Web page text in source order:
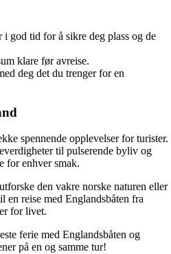
god tid for å sikre deg plass og de
klare før avreise.
deg det du trenger for en
spennende opplevelser for turister.
til pulserende byliv og
for enhver smak.
den vakre norske naturen eller
reise med Englandsbåten fra
for livet.
ferie med Englandsbåten og
på en og samme tur!